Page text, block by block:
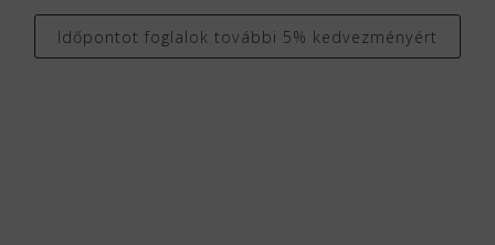
Időpontot foglalok további 5% kedvezményért